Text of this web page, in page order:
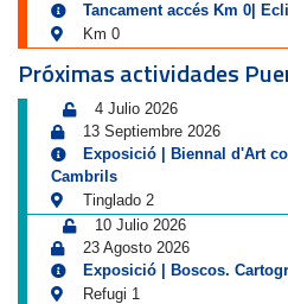
Tancament accés Km 0|
Km 0
Próximas actividades
4 Julio 2026
13 Septiembre 2026
Exposició | Biennal d'Art
Cambrils
Tinglado 2
10 Julio 2026
23 Agosto 2026
Exposició | Boscos.
Refugi 1